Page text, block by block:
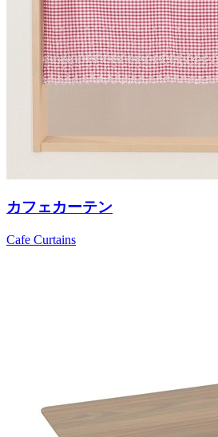
カフェカーテン
Cafe Curtains